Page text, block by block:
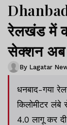
रेलखंड में
सेक्शन अब
By Lagatar
धनबाद-गया
किलोमीटर लंबे
4.0 लागू कर